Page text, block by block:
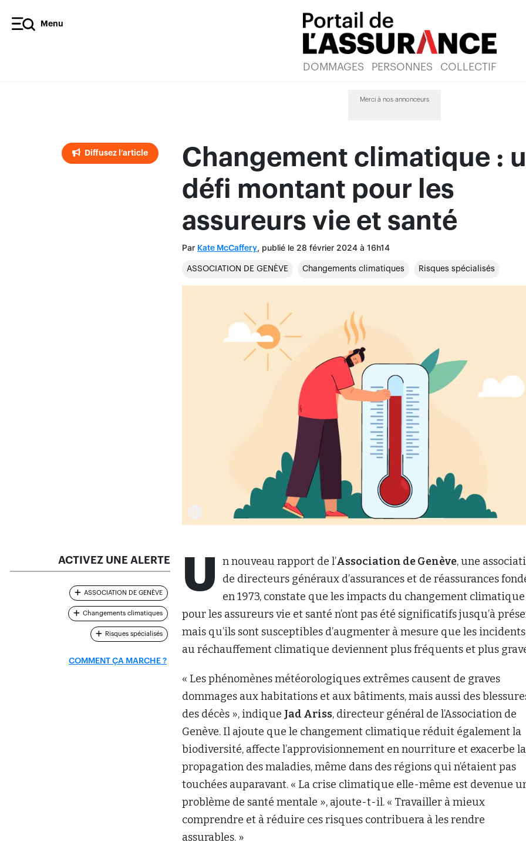
Menu
DOMMAGES PERSONNES COLLECTIF
Merci à nos annonceurs
Diffusez l’article
Changement climatique :
défi montant pour les
assureurs vie et santé
Par Kate McCaffery, publié le 28 février 2024 à 16h14
ASSOCIATION DE GENÈVE Changements climatiques Risques spécialisés
U n nouveau rapport de l’Association de Genève, une
de directeurs généraux d’assurances et de réassurances
en 1973, constate que les impacts du changement climatique
pour les assureurs vie et santé n’ont pas été significatifs jusqu’à
mais qu’ils sont susceptibles d’augmenter à mesure que les
au réchauffement climatique deviennent plus fréquents et plus
« Les phénomènes météorologiques extrêmes causent de graves
dommages aux habitations et aux bâtiments, mais aussi des
des décès », indique Jad Ariss, directeur général de l’Association de
Genève. Il ajoute que le changement climatique réduit également la
biodiversité, affecte l’approvisionnement en nourriture et exacerbe la
propagation des maladies, même dans des régions qui n’étaient pas
touchées auparavant. « La crise climatique elle-même est devenue
problème de santé mentale », ajoute-t-il. « Travailler à mieux
comprendre et à réduire ces risques contribuera à les rendre
assurables. »
ACTIVEZ UNE ALERTE
ASSOCIATION DE GENÈVE
Changements climatiques
Risques spécialisés
COMMENT ÇA MARCHE ?